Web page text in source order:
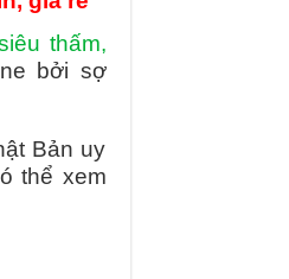
thấm,
bởi sợ
Bản uy
thể xem